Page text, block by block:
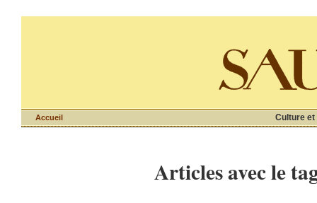
Culture et
Accueil
Articles avec le